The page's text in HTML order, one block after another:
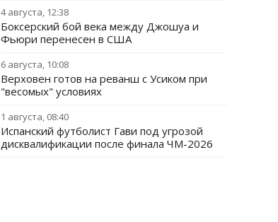
4 августа, 12:38
Боксерский бой века между Джошуа и
Фьюри перенесен в США
6 августа, 10:08
Верховен готов на реванш с Усиком при
"весомых" условиях
1 августа, 08:40
Испанский футболист Гави под угрозой
дисквалификации после финала ЧМ-2026